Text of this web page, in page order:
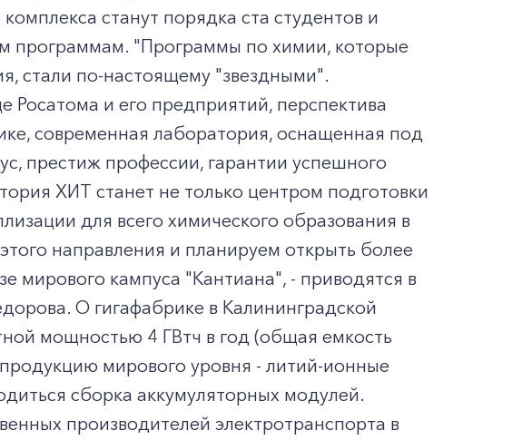
станут порядка ста студентов и
программам. "Программы по химии, которые
стали по-настоящему "звездными".
Росатома и его предприятий, перспектива
современная лаборатория, оснащенная под
престиж профессии, гарантии успешного
ХИТ станет не только центром подготовки
для всего химического образования в
направления и планируем открыть более
кампуса "Кантиана", - приводятся в
О гигафабрике в Калининградской
мощностью 4 ГВтч в год (общая емкость
продукцию мирового уровня - литий-ионные
сборка аккумуляторных модулей.
производителей электротранспорта в